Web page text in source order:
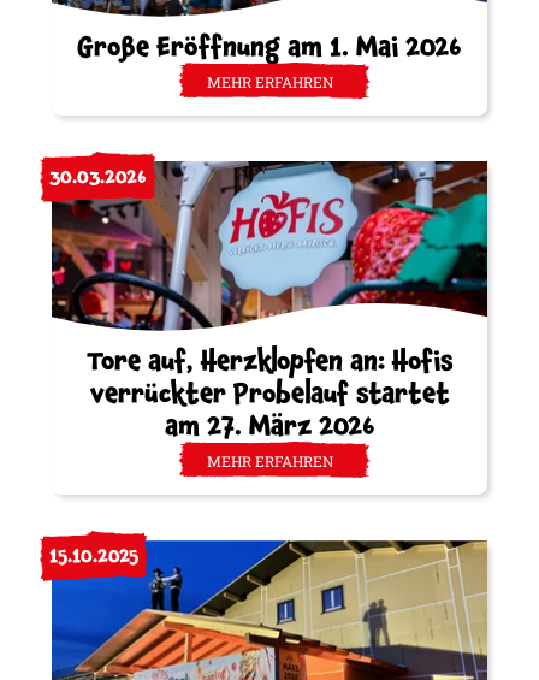
Große Eröffnung am 1. Mai 2026
MEHR ERFAHREN
30.03.2026
Tore auf, Herzklopfen an: Hofis
verrückter Probelauf startet
am 27. März 2026
MEHR ERFAHREN
15.10.2025